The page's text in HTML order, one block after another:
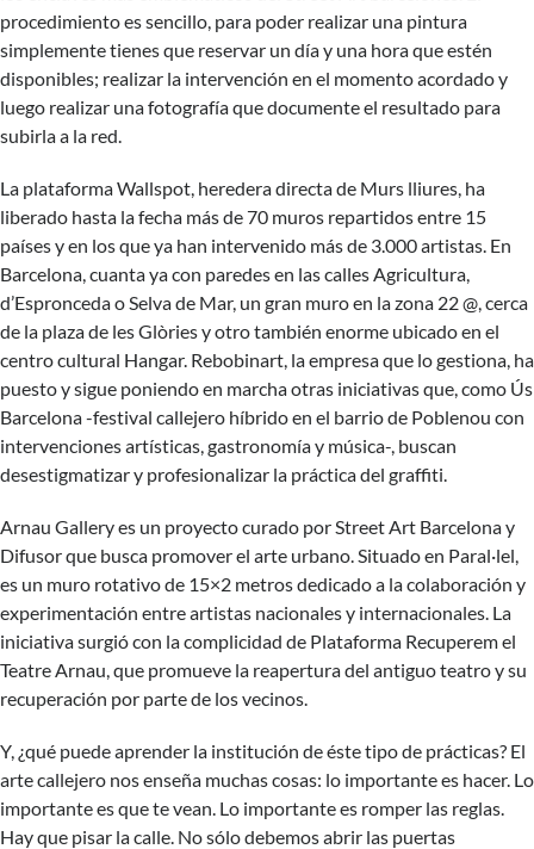
procedimiento es sencillo, para poder realizar una pintura
simplemente tienes que reservar un día y una hora que estén
disponibles; realizar la intervención en el momento acordado y
luego realizar una fotografía que documente el resultado para
subirla a la red.
La plataforma Wallspot, heredera directa de Murs lliures, ha
liberado hasta la fecha más de 70 muros repartidos entre 15
países y en los que ya han intervenido más de 3.000 artistas. En
Barcelona, cuanta ya con paredes en las calles Agricultura,
d’Espronceda o Selva de Mar, un gran muro en la zona 22 @, cerca
de la plaza de les Glòries y otro también enorme ubicado en el
centro cultural Hangar. Rebobinart, la empresa que lo gestiona, ha
puesto y sigue poniendo en marcha otras iniciativas que, como Ús
Barcelona -festival callejero híbrido en el barrio de Poblenou con
intervenciones artísticas, gastronomía y música-, buscan
desestigmatizar y profesionalizar la práctica del graffiti.
Arnau Galleryes un proyecto curado por Street Art Barcelona y
Difusor que busca promover el arte urbano. Situado en Paral·lel,
es un muro rotativo de 15×2 metros dedicado a la colaboración y
experimentación entre artistas nacionales y internacionales. La
iniciativa surgió con la complicidad de Plataforma Recuperem el
Teatre Arnau, que promueve la reapertura del antiguo teatro y su
recuperación por parte de los vecinos.
Y, ¿qué puede aprender la institución de éste tipo de prácticas? El
arte callejero nos enseña muchas cosas: lo importante es hacer. Lo
importante es que te vean. Lo importante es romper las reglas.
Hay que pisar la calle. No sólo debemos abrir las puertas